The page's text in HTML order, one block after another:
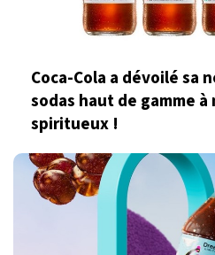
Coca-Cola a dévoilé sa
sodas haut de gamme à
spiritueux !